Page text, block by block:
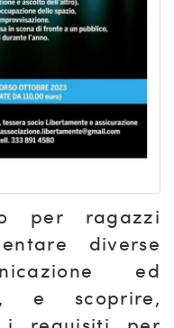
per ragazzi
diverse
ed
e scoprire,